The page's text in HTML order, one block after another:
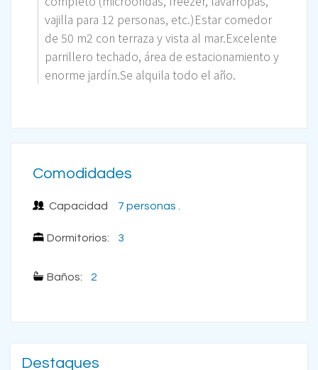
vajilla para 12 personas, etc.)Estar comedor
de 50 m2 con terraza y vista al mar.Excelente
parrillero techado, área de estacionamiento y
enorme jardín.Se alquila todo el año.
Comodidades
Capacidad
Dormitorios:
7 personas .
3
Baños: 2
Destaques